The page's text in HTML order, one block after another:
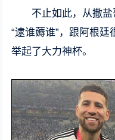
不止如此，从撒
“逮谁薅谁”，跟阿根
举起了大力神杯。